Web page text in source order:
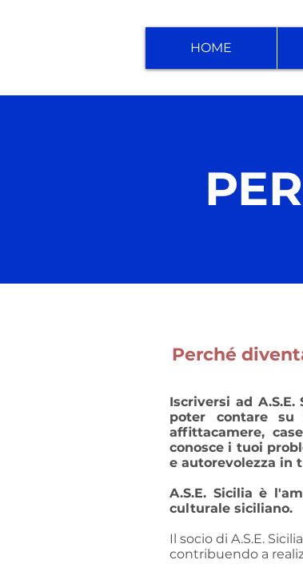
HOME
Perché
Iscriversi ad
poter contare
affittacamere,
conosce i tuoi
e autorevolezza in
A.S.E. Sicilia è
culturale siciliano.
Il socio di A.S.E.
contribuendo a